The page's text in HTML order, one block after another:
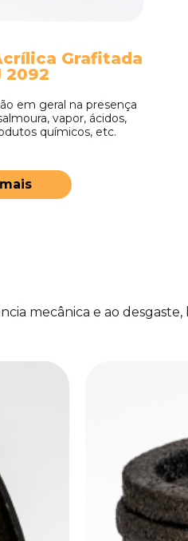
Grafitada
2092
em geral na presença
vapor, ácidos,
químicos, etc.
mecânica e ao